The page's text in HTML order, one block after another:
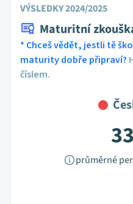
VÝSLEDKY 2024/2025
Maturitní
* Chceš vědět, jestli tě
maturity dobře připraví?
číslem.
průměrné